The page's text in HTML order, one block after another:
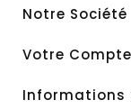
Notre Société
Votre Compte
Informations